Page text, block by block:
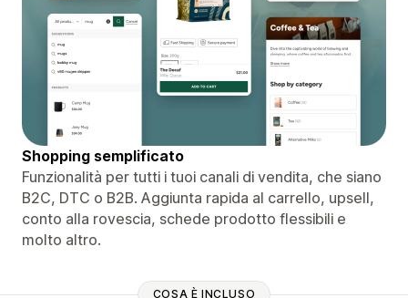
Shopping semplificato
Funzionalità per tutti i tuoi canali di vendita, che siano
B2C, DTC o B2B. Aggiunta rapida al carrello, upsell,
conto alla rovescia, schede prodotto flessibili e
molto altro.
COSA È INCLUSO